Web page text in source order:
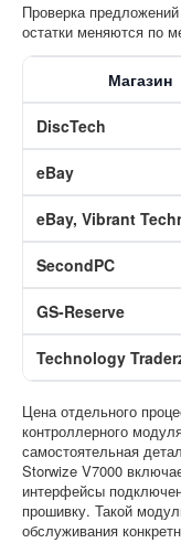
Проверка
остатки меняются по
Магазин
DiscTech
eBay
eBay, Vibrant
SecondPC
GS-Reserve
Technology
Цена отдельного
контроллерного
самостоятельная
Storwize V7000
интерфейсы
прошивку. Такой
обслуживания